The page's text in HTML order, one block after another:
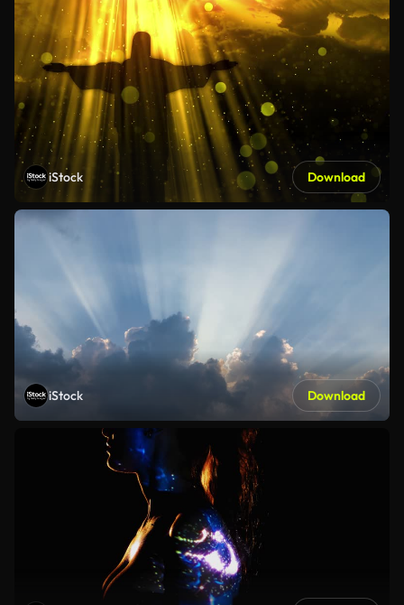
iStock Download
iStock Download